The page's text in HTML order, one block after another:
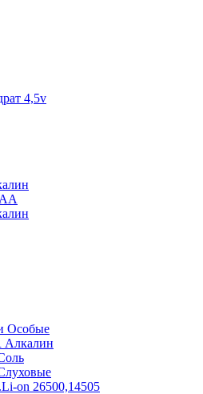
4,5v
Особые
Алкалин
on 26500,14505